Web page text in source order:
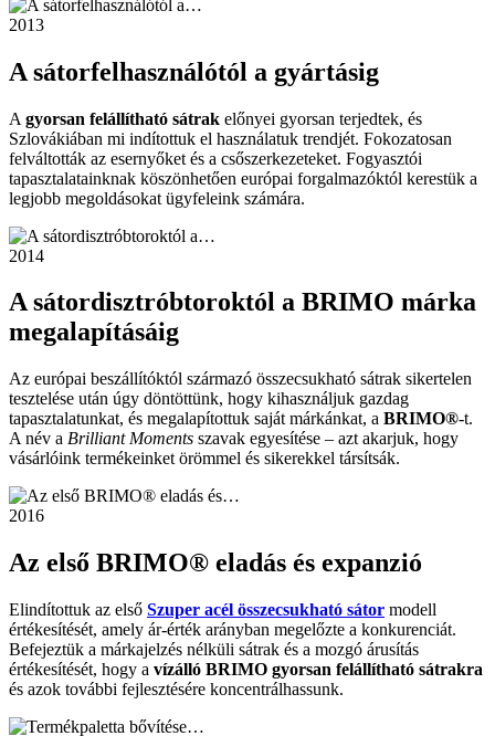
2013
A sátorfelhasználótól a gyártásig
A gyorsan felállítható sátrak előnyei gyorsan terjedtek, és
Szlovákiában mi indítottuk el használatuk trendjét. Fokozatosan
felváltották az esernyőket és a csőszerkezeteket. Fogyasztói
tapasztalatainknak köszönhetően európai forgalmazóktól kerestük a
legjobb megoldásokat ügyfeleink számára.
2014
A sátordisztróbtoroktól a BRIMO márka
megalapításáig
Az európai beszállítóktól származó összecsukható sátrak sikertelen
tesztelése után úgy döntöttünk, hogy kihasználjuk gazdag
tapasztalatunkat, és megalapítottuk saját márkánkat, a BRIMO®-t.
A név a Brilliant Moments szavak egyesítése – azt akarjuk, hogy
vásárlóink termékeinket örömmel és sikerekkel társítsák.
2016
Az első BRIMO® eladás és expanzió
Elindítottuk az első Szuper acél összecsukható sátor modell
értékesítését, amely ár-érték arányban megelőzte a konkurenciát.
Befejeztük a márkajelzés nélküli sátrak és a mozgó árusítás
értékesítését, hogy a vízálló BRIMO gyorsan felállítható sátrakra
és azok további fejlesztésére koncentrálhassunk.